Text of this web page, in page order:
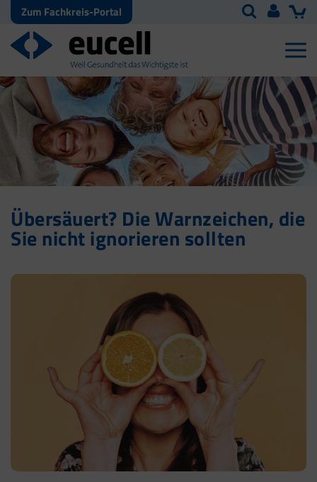
Zum Fachkreis-Portal
Übersäuert? Die Warnzeichen, die
Sie nicht ignorieren sollten